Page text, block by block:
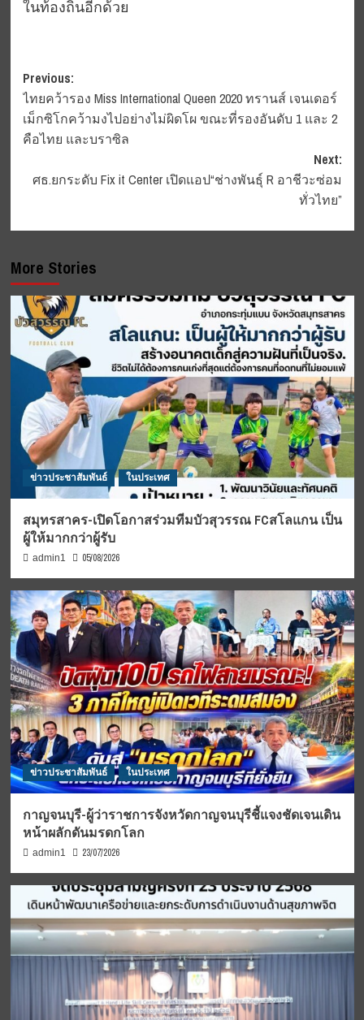
ในท้องถิ่นอีกด้วย
Post
navigation
Previous:
ไทยคว้ารอง Miss International Queen 2020 ทรานส์ เจนเดอร์
เม็กซิโกคว้ามงไปอย่างไม่ผิดโผ ขณะที่รองอันดับ 1 และ 2
คือไทย และบราซิล
Next:
ศธ.ยกระดับ Fix it Center เปิดแอป“ช่างพันธุ์ R อาชีวะซ่อม
ทั่วไทย”
More Stories
ข่าวประชาสัมพันธ์ ในประเทศ
สมุทรสาคร-เปิดโอกาสร่วมทีมบัวสุวรรณ FCสโลแกน เป็น
ผู้ให้มากกว่าผู้รับ
admin1 05/08/2026
ข่าวประชาสัมพันธ์ ในประเทศ
กาญจนบุรี-ผู้ว่าราชการจังหวัดกาญจนบุรีชี้แจงชัดเจนเดิน
หน้าผลักดันมรดกโลก
admin1 23/07/2026